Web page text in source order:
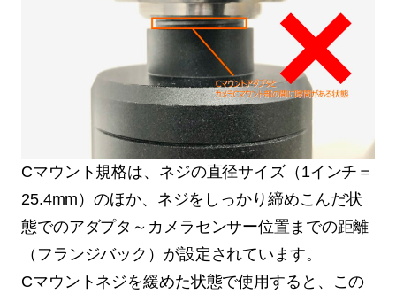
Cマウント規格は、ネジの直径サイズ（1インチ＝
25.4mm）のほか、ネジをしっかり締めこんだ状
態でのアダプタ～カメラセンサー位置までの距離
（フランジバック）が設定されています。
Cマウントネジを緩めた状態で使用すると、この